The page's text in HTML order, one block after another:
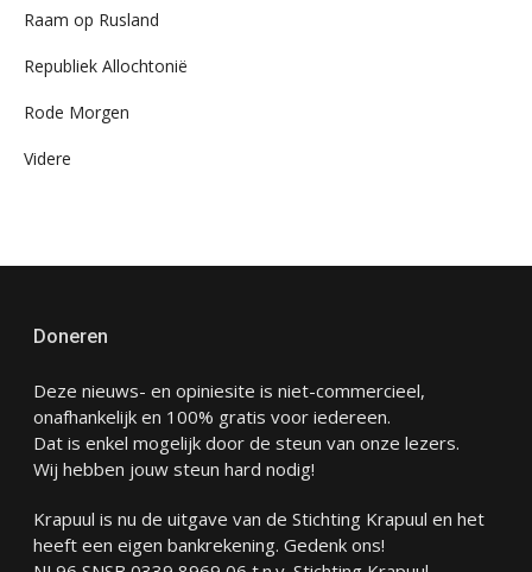
Raam op Rusland
Republiek Allochtonië
Rode Morgen
Videre
Doneren
Deze nieuws- en opiniesite is niet-commercieel,
onafhankelijk en 100% gratis voor iedereen.
Dat is enkel mogelijk door de steun van onze lezers.
Wij hebben jouw steun hard nodig!
Krapuul is nu de uitgave van de Stichting Krapuul en het
heeft een eigen bankrekening. Gedenk ons!